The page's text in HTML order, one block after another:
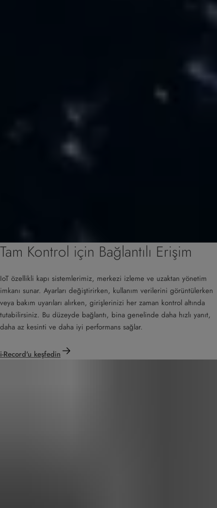
Tam Kontrol için Bağlantılı Erişim
IoT özellikli kapı sistemlerimiz, merkezi izleme ve uzaktan yönetim
imkanı sunar. Ayarları değiştirirken, kullanım verilerini görüntülerken
veya bakım uyarıları alırken, girişlerinizi her zaman kontrol altında
tutabilirsiniz. Bu düzeyde bağlantı, bina genelinde daha hızlı yanıt,
daha az kesinti ve daha iyi performans sağlar.
i-Record'u keşfedin